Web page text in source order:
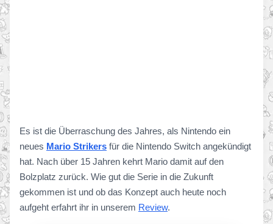
Es ist die Überraschung des Jahres, als Nintendo ein
neues Mario Strikers für die Nintendo Switch angekündigt
hat. Nach über 15 Jahren kehrt Mario damit auf den
Bolzplatz zurück. Wie gut die Serie in die Zukunft
gekommen ist und ob das Konzept auch heute noch
aufgeht erfahrt ihr in unserem Review.